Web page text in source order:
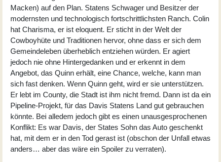
Macken) auf den Plan. Statens Schwager und Besitzer der
modernsten und technologisch fortschrittlichsten Ranch. Colin
hat Charisma, er ist eloquent. Er sticht in der Welt der
Cowboyhüte und Traditionen hervor, ohne dass er sich dem
Gemeindeleben überheblich entziehen würden. Er agiert
jedoch nie ohne Hintergedanken und er erkennt in dem
Angebot, das Quinn erhält, eine Chance, welche, kann man
sich fast denken. Wenn Quinn geht, wird er sie unterstützen.
Er lebt im County, die Stadt ist ihm nicht fremd. Dann ist da ein
Pipeline-Projekt, für das Davis Statens Land gut gebrauchen
könnte. Bei alledem jedoch gibt es einen unausgesprochenen
Konflikt: Es war Davis, der States Sohn das Auto geschenkt
hat, mit dem er in den Tod gerast ist (obschon der Unfall etwas
anders… aber das wäre ein Spoiler zu verraten).